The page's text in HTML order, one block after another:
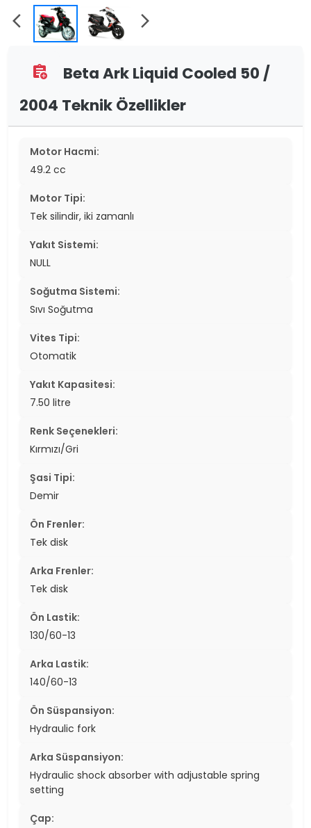
arrow_back_ios arrow_forward_ios
assignment_add
Beta Ark Liquid Cooled 50 /
2004 Teknik Özellikler
Motor Hacmi:
49.2 cc
Motor Tipi:
Tek silindir, iki zamanlı
Yakıt Sistemi:
NULL
Soğutma Sistemi:
Sıvı Soğutma
Vites Tipi:
Otomatik
Yakıt Kapasitesi:
7.50 litre
Renk Seçenekleri:
Kırmızı/Gri
Şasi Tipi:
Demir
Ön Frenler:
Tek disk
Arka Frenler:
Tek disk
Ön Lastik:
130/60-13
Arka Lastik:
140/60-13
Ön Süspansiyon:
Hydraulic fork
Arka Süspansiyon:
Hydraulic shock absorber with adjustable spring
setting
Çap: